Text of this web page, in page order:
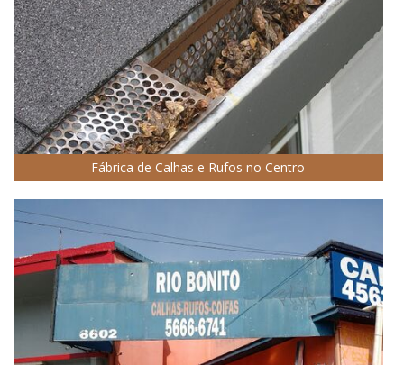
Fábrica de Calhas e Rufos no Centro